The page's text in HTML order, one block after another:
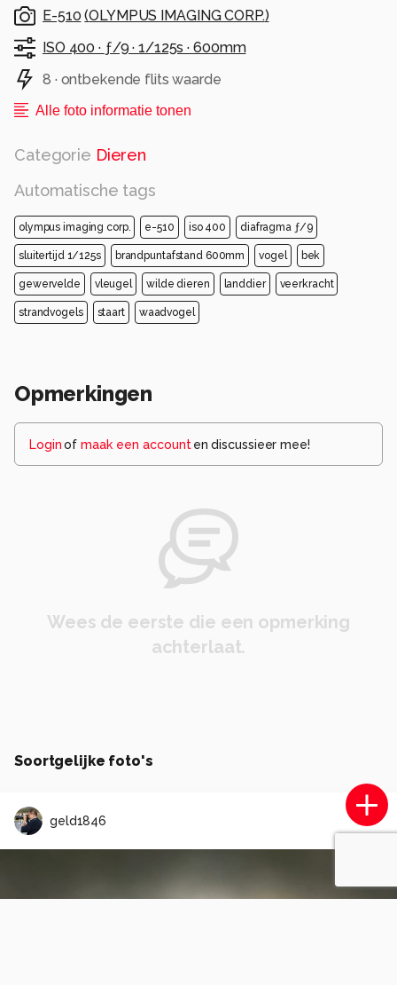
E-510 (OLYMPUS IMAGING CORP.)
ISO 400 · ƒ/9 ·1/125s ·600mm
8 · ontbekende flits waarde
Alle foto informatie tonen
Categorie Dieren
Automatische tags
olympus imaging corp. e-510 iso 400 diafragma ƒ/9
sluitertijd 1/125s brandpuntafstand 600mm vogel bek
gewervelde vleugel wilde dieren landdier veerkracht
strandvogels staart waadvogel
Opmerkingen
Loginof maak een account en discussieer mee!
Wees de eerste die een opmerking
achterlaat.
Soortgelijke foto's
geld1846